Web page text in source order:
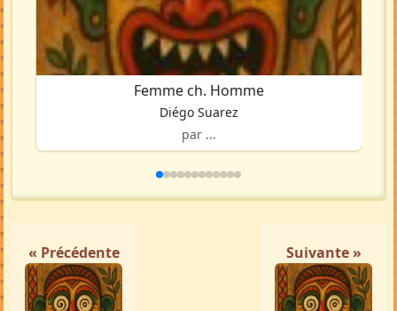
Femme ch. Homme
Diégo Suarez
par ...
« Précédente Suivante »